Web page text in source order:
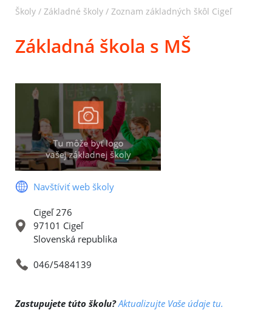
Školy / Základné školy / Zoznam základných škôl Cigeľ
Základná škola s MŠ
Navštíviť web školy
Cigeľ 276
97101 Cigeľ
Slovenská republika
046/5484139
Zastupujete túto školu? Aktualizujte Vaše údaje tu.